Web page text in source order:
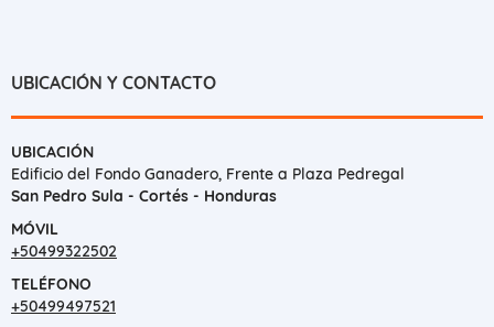
UBICACIÓN Y CONTACTO
UBICACIÓN
Edificio del Fondo Ganadero, Frente a Plaza Pedregal
San Pedro Sula - Cortés - Honduras
MÓVIL
+50499322502
TELÉFONO
+50499497521